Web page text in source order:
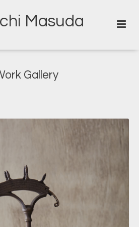
Masuda
Gallery